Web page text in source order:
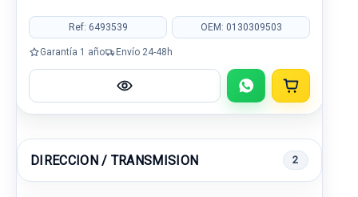
Ref: 6493539 OEM: 0130309503
Garantía 1 año Envío 24-48h
DIRECCION / TRANSMISION 2